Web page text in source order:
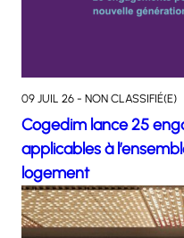
09 JUIL 26 - NON CLASSIFIÉ(E)
Cogedim lance 25
applicables à
logement